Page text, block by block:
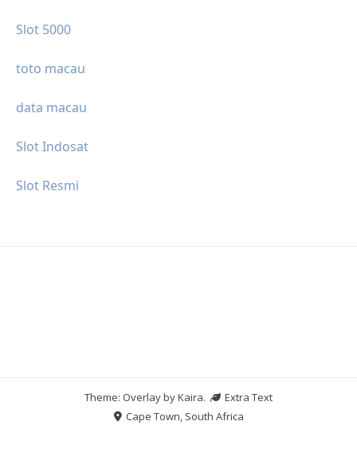
Slot 5000
toto macau
data macau
Slot Indosat
Slot Resmi
Theme: Overlay byKaira.
Extra Text
Cape Town, South Africa